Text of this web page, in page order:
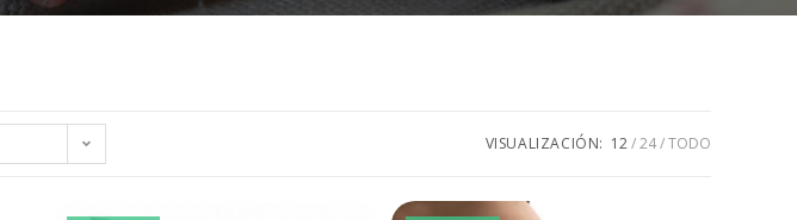
VISUALIZACIÓN: 12 24 TODO